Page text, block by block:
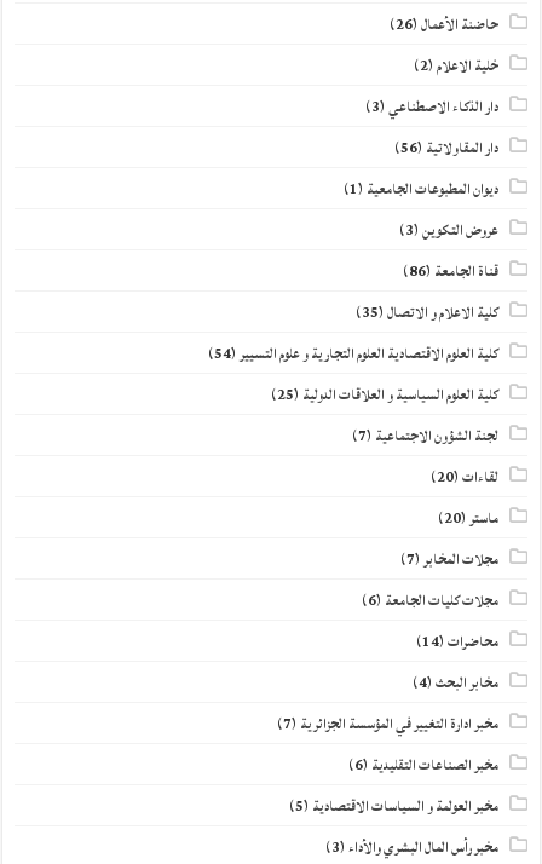
حاضنة الأعمال(26)
خلية الاعلام(2)
دار الذكاء الاصطناعي(3)
دار المقاولاتية (56)
ديوان المطبوعات الجامعية (1)
عروض التكوين(3)
قناة الجامعة (86)
كلية الاعلام و الاتصال(35)
كلية العلوم الاقتصادية العلوم التجارية و علوم التسيير(54)
كلية العلوم السياسية و العلاقات الدولية (25)
لجنة الشؤون الاجتماعية (7)
لقاءات(20)
ماستر(20)
مجلات المخابر(7)
مجلات كليات الجامعة (6)
محاضرات(14)
مخابر البحث(4)
مخبر ادارة التغيير في المؤسسة الجزائرية (7)
مخبر الصناعات التقليدية (6)
مخبر العولمة و السياسات الاقتصادية (5)
مخبر رأس المال البشري والأداء(3)